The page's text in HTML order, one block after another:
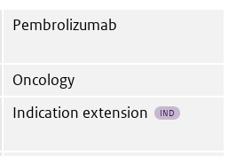
Pembrolizumab
Oncology
Indication extension IND